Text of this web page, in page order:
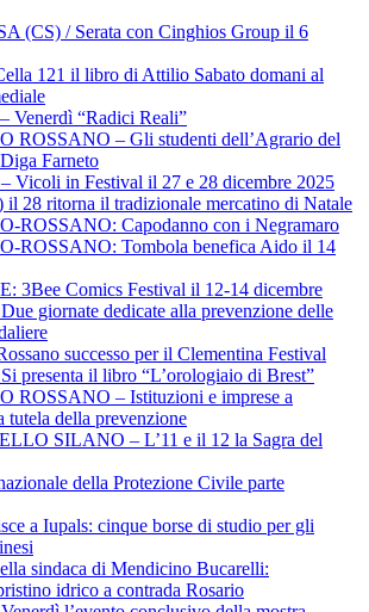
(CS) / Serata con Cinghios Group il 6
121 il libro di Attilio Sabato domani al
Venerdì “Radici Reali”
ROSSANO – Gli studenti dell’Agrario del
Farneto
in Festival il 27 e 28 dicembre 2025
il 28 ritorna il tradizionale mercatino di Natale
ROSSANO: Capodanno con i Negramaro
ROSSANO: Tombola benefica Aido il 14
3Bee Comics Festival il 12-14 dicembre
giornate dedicate alla prevenzione delle
successo per il Clementina Festival
presenta il libro “L’orologiaio di Brest”
ROSSANO – Istituzioni e imprese a
tutela della prevenzione
SILANO – L’11 e il 12 la Sagra del
della Protezione Civile parte
a Iupals: cinque borse di studio per gli
sindaca di Mendicino Bucarelli:
idrico a contrada Rosario